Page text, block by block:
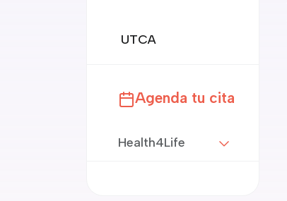
UTCA
Agenda tu cita
Health4Life